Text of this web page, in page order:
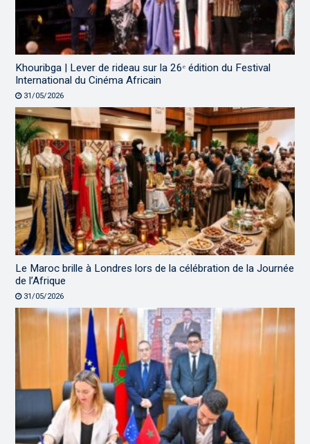
Khouribga | Lever de rideau sur la 26ᵉ édition du Festival
International du Cinéma Africain
31/05/2026
Le Maroc brille à Londres lors de la célébration de la Journée
de l’Afrique
31/05/2026